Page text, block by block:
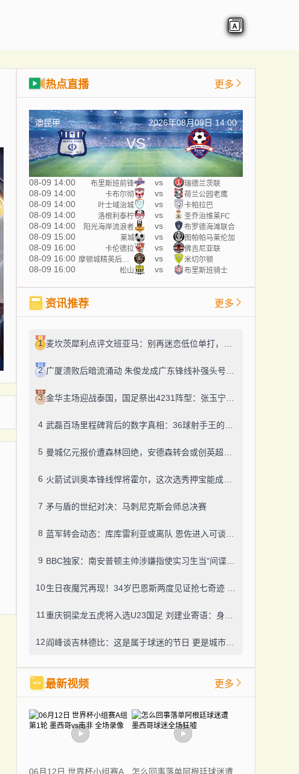
热点直播 更多
澳昆甲 2026年08月09日 14:00
VS
08-09 14:00 布里斯班前锋 vs 瑞德兰茨联
08-09 14:00 卡布尔彻 vs 荷兰公园老鹰
08-09 14:00 叶士域治城 vs 卡帕拉巴
08-09 14:00 洛根利泰柠 vs 圣乔治维莱FC
08-09 14:00 阳光海岸流浪者 vs 布罗德海滩联合
08-09 15:00 莱城 vs 图帕帕马莱伦加
08-09 16:00 卡伦德拉 vs 佛吉尼亚联
08-09 16:00 vs 米切尔顿
08-09 16:00 松山 vs 布里斯班骑士
资讯推荐 更多
1
2
3
4
5
6
7 矛与盾的世纪对决：马刺尼克斯会师总决赛
8
9
10
11
12
最新视频 更多
06月12日 世界杯小组赛A
怎么回事落单阿根廷球迷遭